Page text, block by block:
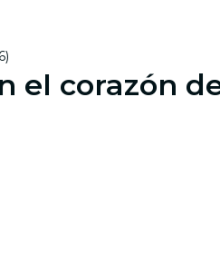
el corazón